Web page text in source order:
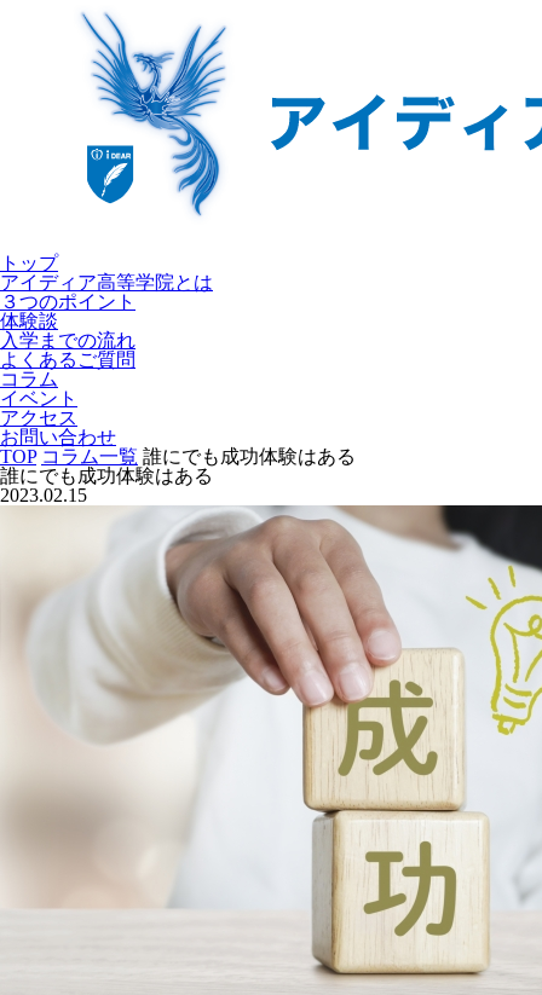
トップ
アイディア高等学院とは
３つのポイント
体験談
入学までの流れ
よくあるご質問
コラム
イベント
アクセス
お問い合わせ
TOP コラム一覧 誰にでも成功体験はある
誰にでも成功体験はある
2023.02.15